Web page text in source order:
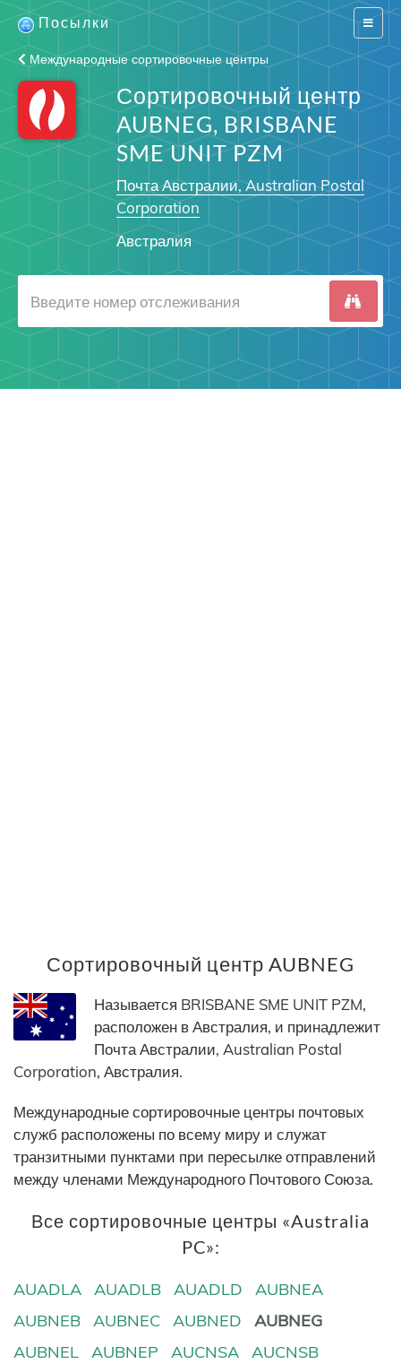
Switch
Посылки
Международные сортировочные центры
Сортировочный центр
AUBNEG, BRISBANE
SME UNIT PZM
Почта Австралии, Australian Postal
Corporation
Австралия
Сортировочный центр AUBNEG
Называется BRISBANE SME UNIT PZM,
расположен в Австралия, и принадлежит
Почта Австралии, Australian Postal
Corporation, Австралия.
Международные сортировочные центры почтовых
служб расположены по всему миру и служат
транзитными пунктами при пересылке отправлений
между членами Международного Почтового Союза.
Все сортировочные центры «Australia
PC»:
AUADLA AUADLB AUADLD
AUBNEA
AUBNEB
AUBNEC AUBNED
AUBNEG
AUBNEL
AUBNEP AUCNSA
AUCNSB